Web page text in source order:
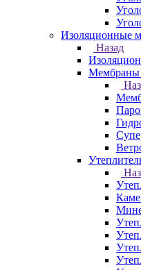
Изоляционные
Назад
Мембраны